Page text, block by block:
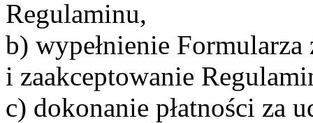
Regulaminu,
b) wypełnienie Formularza
i zaakceptowanie
c) dokonanie płatności za